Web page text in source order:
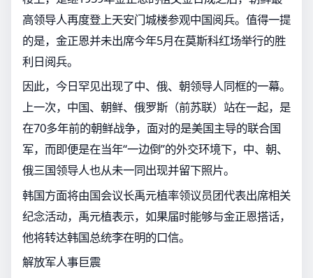
高领导人再度登上天安门城楼参观中国阅兵。值得一提
的是，金正恩并未出席今年5月在莫斯科红场举行的胜
利日阅兵。
因此，今日罕见出现了中、俄、朝领导人同框的一幕。
上一次，中国、朝鲜、俄罗斯（前苏联）站在一起，是
在70多年前的朝鲜战争，面对的是美国主导的联合国
军，而即便是在当年“一边倒”的外交环境下，中、朝、
俄三国领导人也从未一同出现并留下照片。
韩国方面将由国会议长禹元植率领议员团代表出席相关
纪念活动，禹元植表示，如果届时能够与金正恩搭话，
他将转达韩国总统李在明的口信。
解放军人事巨震